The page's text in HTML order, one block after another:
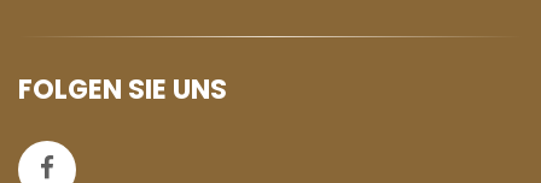
FOLGEN SIE UNS